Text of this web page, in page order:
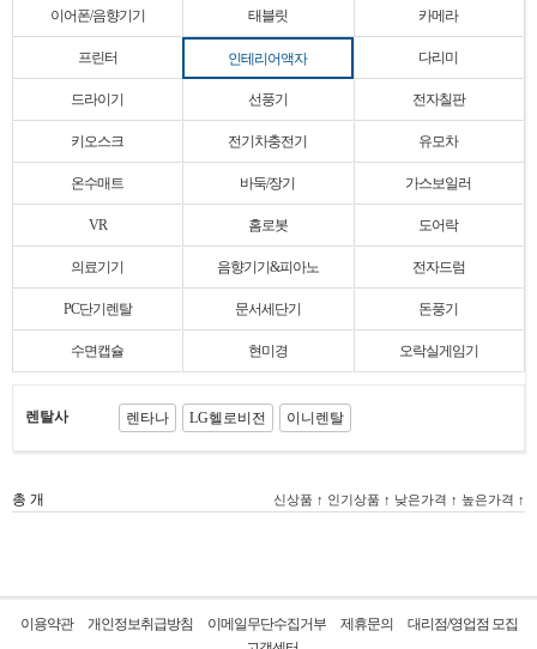
이어폰/음향기기 태블릿 카메라
프린터 인테리어액자 다리미
드라이기 선풍기 전자칠판
키오스크 전기차충전기 유모차
온수매트 바둑/장기 가스보일러
VR 홈로봇 도어락
의료기기 음향기기&피아노 전자드럼
PC단기렌탈 문서세단기 돈풍기
수면캡슐 현미경 오락실게임기
렌탈사 렌타나 LG헬로비전 이니렌탈
총 개 신상품 ↑ 인기상품 ↑ 낮은가격 ↑ 높은가격 ↑
이용약관 개인정보취급방침 이메일무단수집거부 제휴문의
대리점/영업점 모집